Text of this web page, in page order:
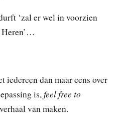
‘zal er wel in voorzien
Heren’…
iedereen dan maar eens over
is,feel free to
van maken.